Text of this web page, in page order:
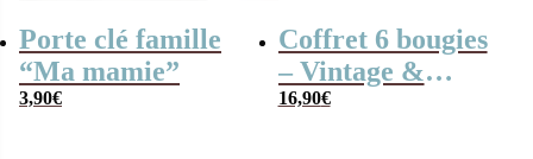
Porte clé famille
“Ma mamie”
3,90€
Coffret 6 bougies
– Vintage &
Lovely Home –
16,90€